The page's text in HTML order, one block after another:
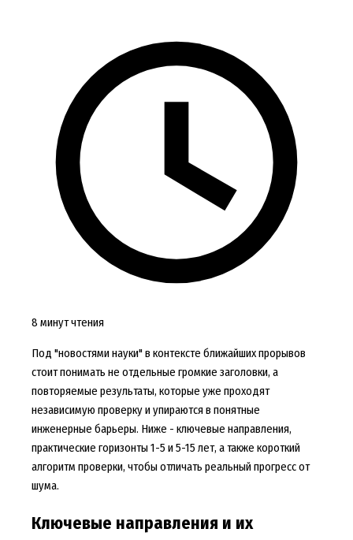
8 минут чтения
Под "новостями науки" в контексте ближайших прорывов
стоит понимать не отдельные громкие заголовки, а
повторяемые результаты, которые уже проходят
независимую проверку и упираются в понятные
инженерные барьеры. Ниже - ключевые направления,
практические горизонты 1-5 и 5-15 лет, а также короткий
алгоритм проверки, чтобы отличать реальный прогресс от
шума.
Ключевые направления и их